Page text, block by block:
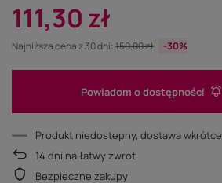
111,30 zł
Najniższa cena z 30 dni:159,00 zł -30%
Powiadom o dostępności
Produkt niedostepny, dostawa wkrótce
14 dni na łatwy zwrot
Bezpieczne zakupy